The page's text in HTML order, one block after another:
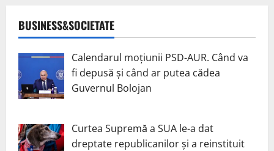
BUSINESS&SOCIETATE
Calendarul moțiunii PSD-AUR. Când va
fi depusă și când ar putea cădea
Guvernul Bolojan
Curtea Supremă a SUA le-a dat
dreptate republicanilor și a reinstituit